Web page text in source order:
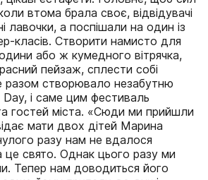
втома брала своє, відвідувачі
лавочки, а поспішали на один із
класів. Створити намисто для
або ж кумедного вітрячка,
пейзаж, сплести собі
створювало незабутню
і саме цим фестиваль
гостей міста. «Сюди ми прийшли
мати двох дітей Марина
разу нам не вдалося
це свято. Однак цього разу ми
Тепер нам доводиться його